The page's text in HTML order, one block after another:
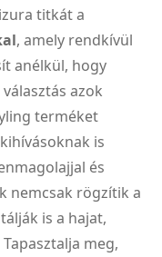
titkát a
, amely rendkívül
anélkül, hogy
azok
terméket
is
és
nemcsak rögzítik a
is a hajat,
meg,